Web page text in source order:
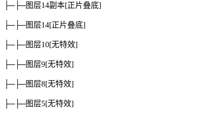
├─├─图层14副本[正片叠底]
├─├─图层14[正片叠底]
├─├─图层10[无特效]
├─├─图层9[无特效]
├─├─图层8[无特效]
├─├─图层5[无特效]